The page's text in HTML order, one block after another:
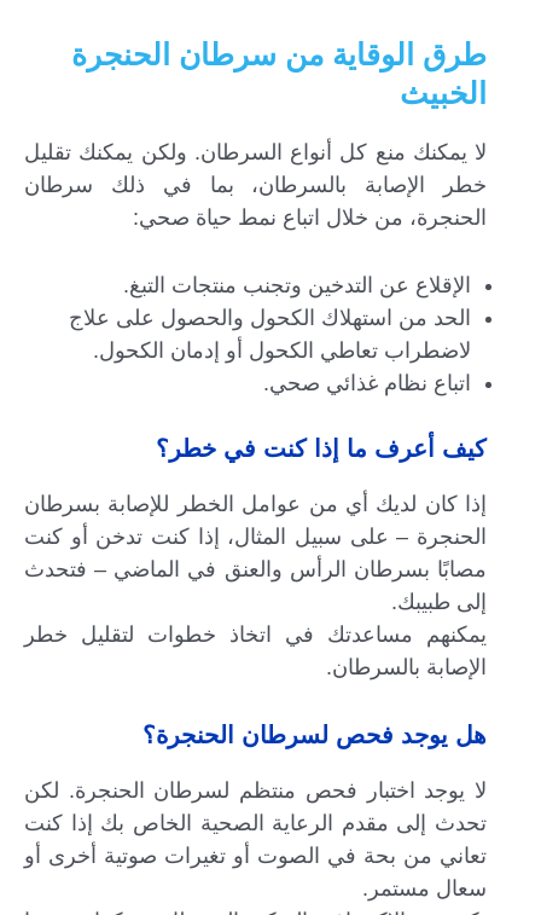
طرق الوقاية من سرطان الحنجرة
الخبيث
لا يمكنك منع كل أنواع السرطان. ولكن يمكنك تقليل
خطر الإصابة بالسرطان، بما في ذلك سرطان
الحنجرة، من خلال اتباع نمط حياة صحي:
الإقلاع عن التدخين وتجنب منتجات التبغ.
الحد من استهلاك الكحول والحصول على علاج
لاضطراب تعاطي الكحول أو إدمان الكحول.
اتباع نظام غذائي صحي.
كيف أعرف ما إذا كنت في خطر؟
إذا كان لديك أي من عوامل الخطر للإصابة بسرطان
الحنجرة – على سبيل المثال، إذا كنت تدخن أو كنت
مصابًا بسرطان الرأس والعنق في الماضي – فتحدث
إلى طبيبك.
يمكنهم مساعدتك في اتخاذ خطوات لتقليل خطر
الإصابة بالسرطان.
هل يوجد فحص لسرطان الحنجرة؟
لا يوجد اختبار فحص منتظم لسرطان الحنجرة. لكن
تحدث إلى مقدم الرعاية الصحية الخاص بك إذا كنت
تعاني من بحة في الصوت أو تغيرات صوتية أخرى أو
سعال مستمر.